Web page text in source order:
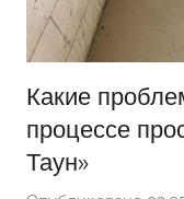
Какие
процессе
Таун»